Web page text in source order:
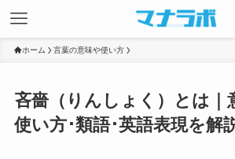
ホーム 言葉の意味や使い方
吝嗇（りんしょく）とは｜
使い方･類語･英語表現を解